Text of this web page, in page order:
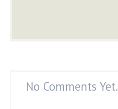
No Comments Yet.